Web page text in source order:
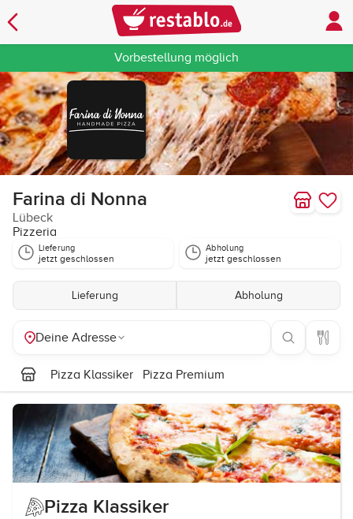
Vorbestellung möglich
Farina di Nonna
Lübeck
Pizzeria
Lieferung
jetzt geschlossen
Abholung
jetzt geschlossen
Lieferung Abholung
Deine Adresse
Pizza Klassiker Pizza Premium
Pizza Klassiker